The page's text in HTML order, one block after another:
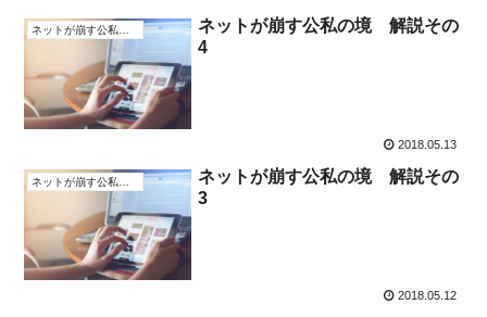
ネットが崩す公私の境 解説その
4
2018.05.13
ネットが崩す公私の境 解説その
3
2018.05.12